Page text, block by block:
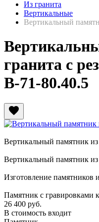
Из гранита
Вертикальные
Вертикальный
гранита с
В-71-80.40.5
favorite
Вертикальный памятник
Вертикальный памятник
Изготовление памятников
Памятник с гравировками
26 400 руб.
В стоимость входит